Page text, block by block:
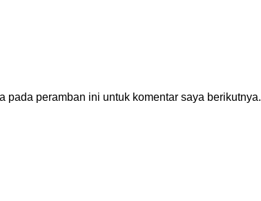
pada peramban ini untuk komentar saya berikutnya.